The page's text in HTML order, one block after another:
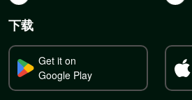
下载
Get it on
Google Play